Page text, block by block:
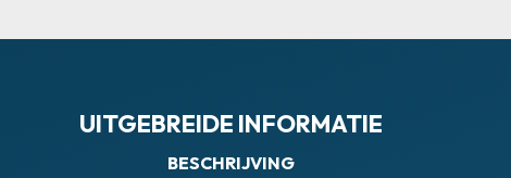
UITGEBREIDE INFORMATIE
BESCHRIJVING